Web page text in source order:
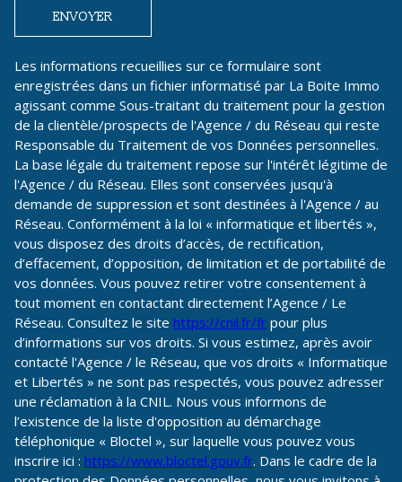
ENVOYER
Les informations recueillies sur ce formulaire sont
enregistrées dans un fichier informatisé par La Boite Immo
agissant comme Sous-traitant du traitement pour la gestion
de la clientèle/prospects de l'Agence / du Réseau qui reste
Responsable du Traitement de vos Données personnelles.
La base légale du traitement repose sur l'intérêt légitime de
l'Agence / du Réseau. Elles sont conservées jusqu'à
demande de suppression et sont destinées à l'Agence / au
Réseau. Conformément à la loi « informatique et libertés »,
vous disposez des droits d’accès, de rectification,
d’effacement, d’opposition, de limitation et de portabilité de
vos données. Vous pouvez retirer votre consentement à
tout moment en contactant directement l’Agence / Le
Réseau. Consultez le site https://cnil.fr/fr pour plus
d’informations sur vos droits. Si vous estimez, après avoir
contacté l'Agence / le Réseau, que vos droits « Informatique
et Libertés » ne sont pas respectés, vous pouvez adresser
une réclamation à la CNIL. Nous vous informons de
l’existence de la liste d'opposition au démarchage
téléphonique « Bloctel », sur laquelle vous pouvez vous
inscrire ici : https://www.bloctel.gouv.fr. Dans le cadre de la